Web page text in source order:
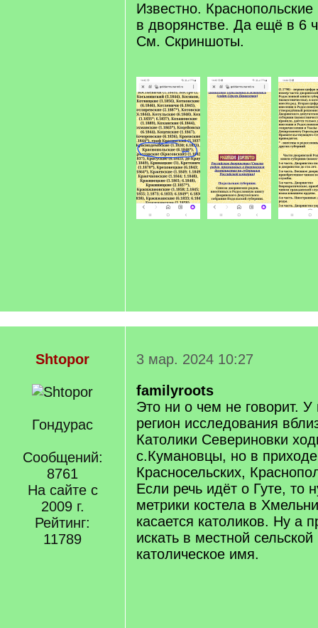
Известно.
в дворянстве. Да ещё в 6
См. Скриншоты.
Shtopor
Гондурас
Сообщений:
8761
На сайте с
2009 г.
Рейтинг:
11789
3 мар. 2024 10:27
familyroots
Это ни о чем не говорит.
регион исследования
Католики Севериновки
с.Кумановцы, но в
Красносельских,
Если речь идёт о Гуте, то
метрики костела в
касается католиков. Ну а
искать в местной
католическое имя.